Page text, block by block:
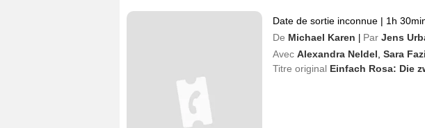
Date de sortie inconnue | 1h
De Michael Karen Par Jens
Avec Alexandra Neldel Sara
Titre original Einfach Rosa: Die